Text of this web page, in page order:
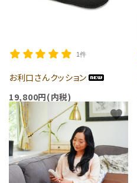
1件
お利口さんクッション
19,800円(内税)
favorite